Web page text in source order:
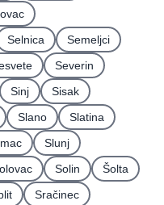
Selnica
Semeljci
Severin
Sinj
Sisak
Slano
Slatina
Slunj
Solin
Šolta
Sračinec